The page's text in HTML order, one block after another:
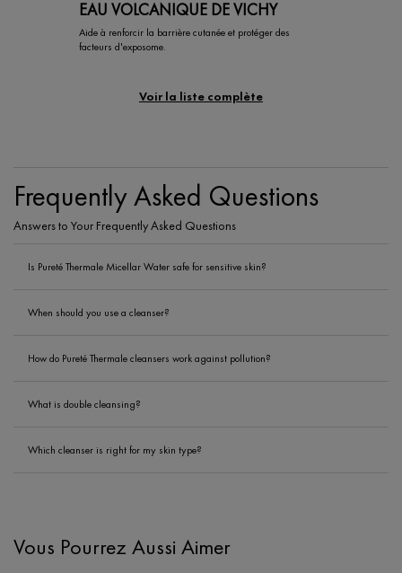
EAU VOLCANIQUE DE VICHY
Aide à renforcir la barrière cutanée et protéger des
facteurs d'exposome.
Voir la liste complète
Frequently Asked Questions
Answers to Your Frequently Asked Questions
Is Pureté Thermale Micellar Water safe for sensitive skin?
When should you use a cleanser?
How do Pureté Thermale cleansers work against pollution?
What is double cleansing?
Which cleanser is right for my skin type?
PDP Slot 1 Section
Vous Pourrez Aussi Aimer